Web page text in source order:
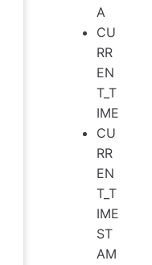
A
CU
RR
EN
T_T
IME
CU
RR
EN
T_T
IME
ST
AM